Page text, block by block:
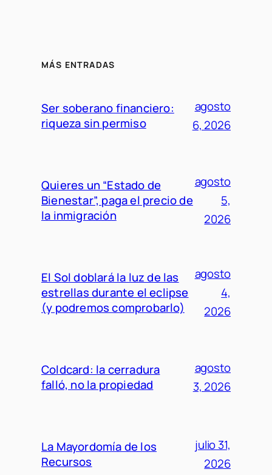
MÁS ENTRADAS
Ser soberano financiero:
riqueza sin permiso
agosto
6, 2026
Quieres un “Estado de
Bienestar”, paga el precio de
la inmigración
agosto
5,
2026
El Sol doblará la luz de las
estrellas durante el eclipse
(y podremos comprobarlo)
agosto
4,
2026
Coldcard: la cerradura
falló, no la propiedad
agosto
3, 2026
La Mayordomía de los
Recursos
julio 31,
2026